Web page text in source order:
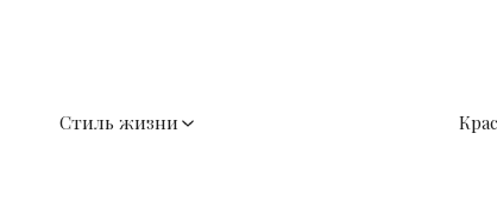
Стиль жизни